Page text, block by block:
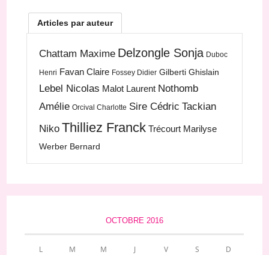
Articles par auteur
Chattam Maxime Delzongle Sonja Duboc
Henri Favan Claire Fossey Didier Gilberti Ghislain
Lebel Nicolas Malot Laurent Nothomb
Amélie Orcival Charlotte Sire Cédric Tackian
Niko Thilliez Franck Trécourt Marilyse
Werber Bernard
OCTOBRE 2016
L M M J V S D